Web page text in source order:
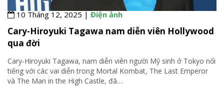
10 Tháng 12, 2025 |Điện ảnh
Cary-Hiroyuki Tagawa nam diễn viên Hollywood
qua đời
Cary-Hiroyuki Tagawa, nam diễn viên người Mỹ sinh ở Tokyo nổi
tiếng với các vai diễn trong Mortal Kombat, The Last Emperor
và The Man in the High Castle, đã…